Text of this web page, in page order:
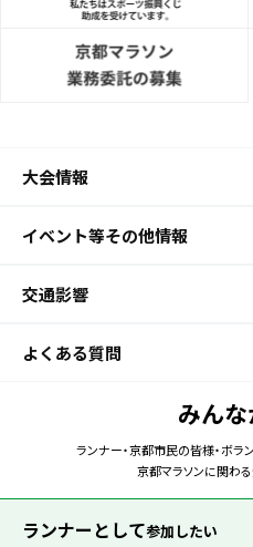
大会情報
イベント等その他情報
交通影響
よくある質問
みん
ランナー・京都市民の皆様・ボラ
京都マラソンに関わ
ランナーとして参加したい